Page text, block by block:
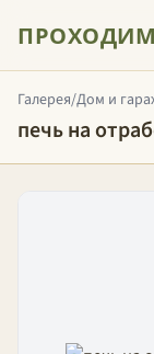
Галерея/Дом и
печь на